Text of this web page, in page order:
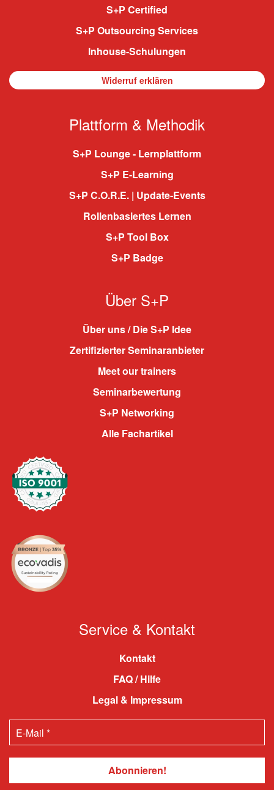
S+P Certified
S+P Outsourcing Services
Inhouse-Schulungen
Widerruf erklären
Plattform & Methodik
S+P Lounge - Lernplattform
S+P E-Learning
S+P C.O.R.E. | Update-Events
Rollenbasiertes Lernen
S+P Tool Box
S+P Badge
Über S+P
Über uns / Die S+P Idee
Zertifizierter Seminaranbieter
Meet our trainers
Seminarbewertung
S+P Networking
Alle Fachartikel
Service & Kontakt
Kontakt
FAQ / Hilfe
Legal & Impressum